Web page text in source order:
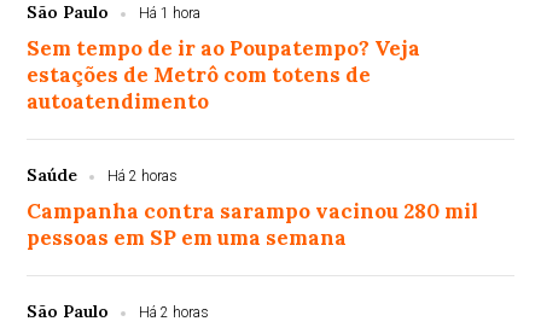
São Paulo Há 1 hora
Sem tempo de ir ao Poupatempo? Veja
estações de Metrô com totens de
autoatendimento
Saúde Há 2 horas
Campanha contra sarampo vacinou 280 mil
pessoas em SP em uma semana
São Paulo Há 2 horas